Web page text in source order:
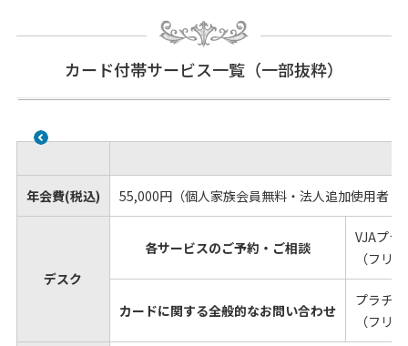
カード付帯サービス一覧（一部抜粋）
年会費(税込) 55,000円（個人家族会員無料・法人追加使用者１
デスク
各サービスのご予約・ご相談
VJAプラ
（フリ
カードに関する全般的なお問い合わせ
プラチ
（フリ